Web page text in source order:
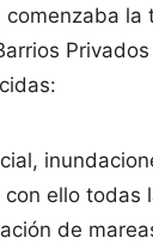
ello
de